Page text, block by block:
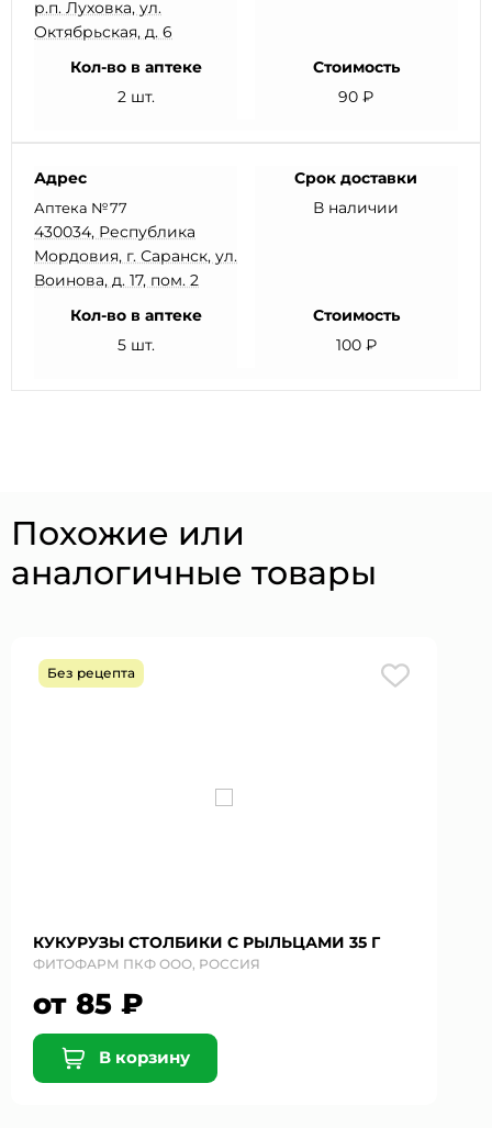
р.п. Луховка, ул.
Октябрьская, д. 6
Кол-во в аптеке
2 шт.
Стоимость
90 ₽
Адрес
Аптека №77
430034, Республика
Мордовия, г. Саранск, ул.
Воинова, д. 17, пом. 2
Срок доставки
В наличии
Кол-во в аптеке
5 шт.
Стоимость
100 ₽
Похожие или
аналогичные товары
Без рецепта
КУКУРУЗЫ СТОЛБИКИ С РЫЛЬЦАМИ 35 Г
ФИТОФАРМ ПКФ ООО, РОССИЯ
от 85 ₽
В корзину